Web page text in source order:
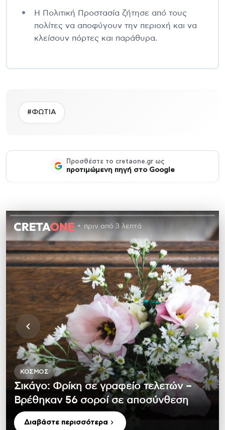
Η Πολιτική Προστασία ζήτησε από τους
πολίτες να αποφύγουν την περιοχή και να
κλείσουν πόρτες και παράθυρα.
#ΦΩΤΙΑ
Προσθέστε το cretaone.gr ως
προτιμώμενη πηγή στο Google
πριν από 3 λεπτά
ΚΌΣΜΟΣ
Σικάγο: Φρίκη σε γραφείο τελετών –
Βρέθηκαν 56 σοροί σε αποσύνθεση
Διαβάστε περισσότερα